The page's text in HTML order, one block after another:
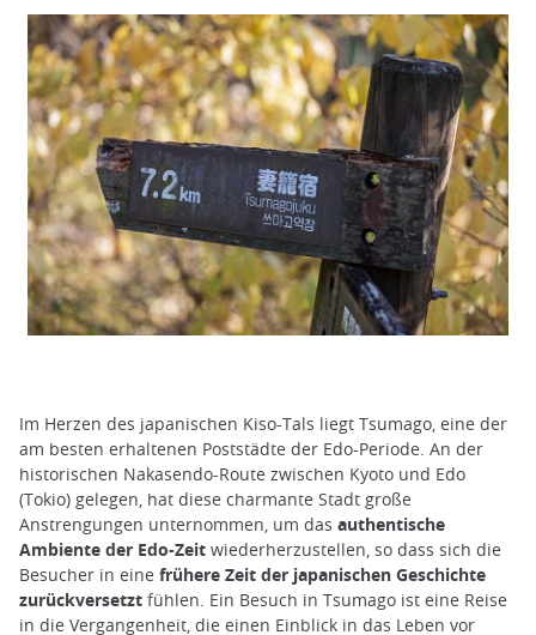
Im Herzen des japanischen Kiso-Tals liegt Tsumago, eine der
am besten erhaltenen Poststädte der Edo-Periode. An der
historischen Nakasendo-Route zwischen Kyoto und Edo
(Tokio) gelegen, hat diese charmante Stadt große
Anstrengungen unternommen, um das authentische
Ambiente der Edo-Zeit wiederherzustellen, so dass sich die
Besucher in eine frühere Zeit der japanischen Geschichte
zurückversetzt fühlen. Ein Besuch in Tsumago ist eine Reise
in die Vergangenheit, die einen Einblick in das Leben vor